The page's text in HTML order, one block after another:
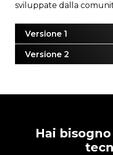
sviluppate dalla
Versione 1
Versione 2
Hai